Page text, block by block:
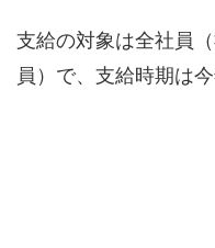
支給の対象は全社員
員）で、支給時期は